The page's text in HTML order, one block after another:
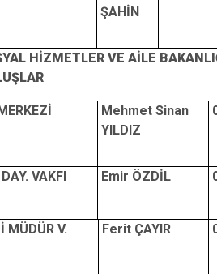
ŞAHİN
HİZMETLER VE AİLE
Mehmet Sinan
YILDIZ
VAKFI
Emir ÖZDİL
MÜDÜR V. Ferit ÇAYIR